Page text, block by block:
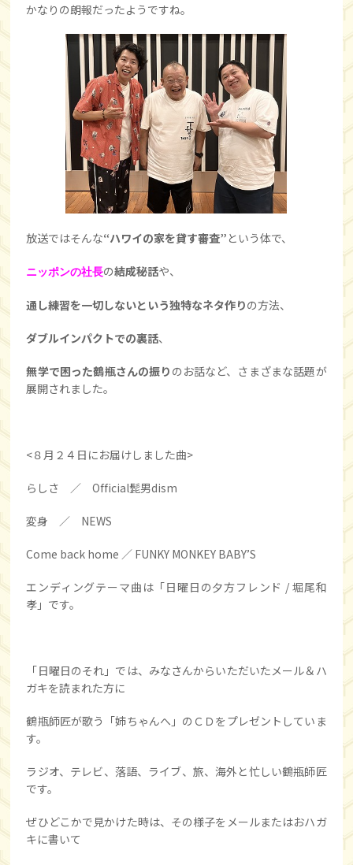
かなりの朗報だったようですね。
放送ではそんな“ハワイの家を貸す審査” という体で、
ニッポンの社長の結成秘話や、
通し練習を一切しないという独特なネタ作りの方法、
ダブルインパクトでの裏話、
無学で困った鶴瓶さんの振り のお話など、さまざまな話題が
展開されました。
<８月２４日にお届けしました曲>
らしさ ／ Official髭男dism
変身 ／ NEWS
Come back home ／ FUNKY MONKEY BABY’S
エンディングテーマ曲は「日曜日の夕方フレンド / 堀尾和
孝」です。
「日曜日のそれ」では、みなさんからいただいたメール＆ハ
ガキを読まれた方に
鶴瓶師匠が歌う「姉ちゃんへ」のＣＤをプレゼントしていま
す。
ラジオ、テレビ、落語、ライブ、旅、海外と忙しい鶴瓶師匠
です。
ぜひどこかで見かけた時は、その様子をメールまたはおハガ
キに書いて